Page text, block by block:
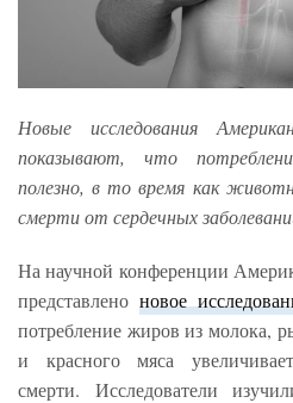
Новые исследования
показывают, что
полезно, в то время как
смерти от сердечных
На научной конференции
представленоновое
потребление жиров из молока,
и красного мяса
смерти. Исследователи